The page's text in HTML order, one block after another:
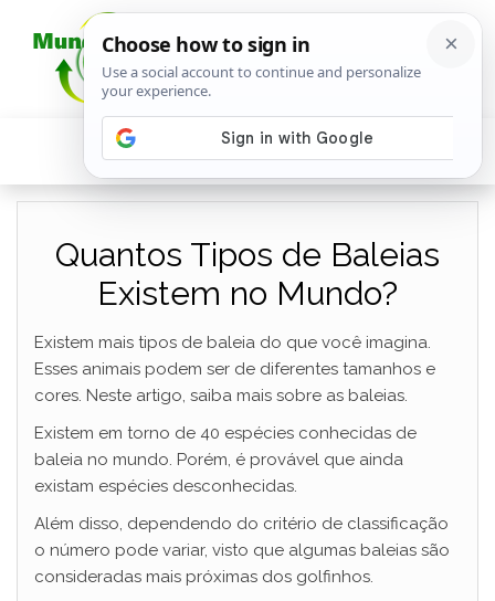
Quantos Tipos de Baleias
Existem no Mundo?
Existem mais tipos de baleia do que você imagina.
Esses animais podem ser de diferentes tamanhos e
cores. Neste artigo, saiba mais sobre as baleias.
Existem em torno de 40 espécies conhecidas de
baleia no mundo. Porém, é provável que ainda
existam espécies desconhecidas.
Além disso, dependendo do critério de classificação
o número pode variar, visto que algumas baleias são
consideradas mais próximas dos golfinhos.